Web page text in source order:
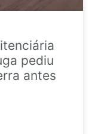
pediu
antes